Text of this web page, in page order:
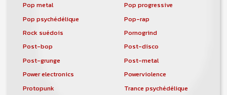
Pop metal
Pop progressive
Pop psychédélique
Pop-rap
Rock suédois
Pornogrind
Post-bop
Post-disco
Post-grunge
Post-metal
Power electronics
Powerviolence
Protopunk
Trance psychédélique